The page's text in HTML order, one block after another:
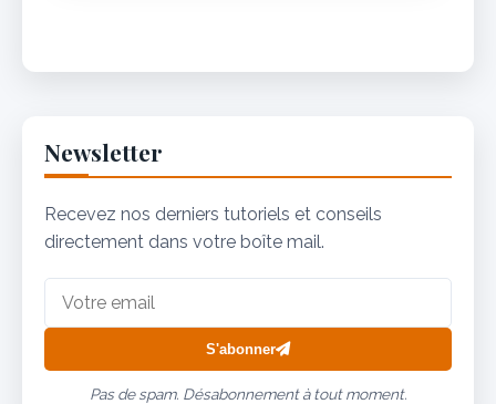
Newsletter
Recevez nos derniers tutoriels et conseils
directement dans votre boîte mail.
S'abonner
Pas de spam. Désabonnement à tout moment.